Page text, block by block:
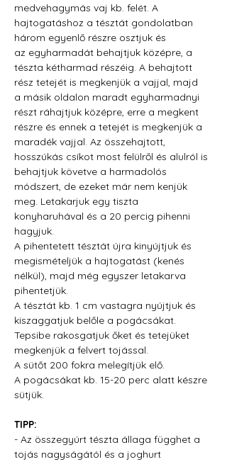
medvehagymás vaj kb. felét. A
hajtogatáshoz a tésztát gondolatban
három egyenlő részre osztjuk és
az egyharmadát behajtjuk középre, a
tészta kétharmad részéig. A behajtott
rész tetejét is megkenjük a vajjal, majd
a másik oldalon maradt egyharmadnyi
részt ráhajtjuk középre, erre a megkent
részre és ennek a tetejét is megkenjük a
maradék vajjal. Az összehajtott,
hosszúkás csíkot most felülről és alulról is
behajtjuk követve a harmadolós
módszert, de ezeket már nem kenjük
meg. Letakarjuk egy tiszta
konyharuhával és a 20 percig pihenni
hagyjuk.
A pihentetett tésztát újra kinyújtjuk és
megismételjük a hajtogatást (kenés
nélkül), majd még egyszer letakarva
pihentetjük.
A tésztát kb. 1 cm vastagra nyújtjuk és
kiszaggatjuk belőle a pogácsákat.
Tepsibe rakosgatjuk őket és tetejüket
megkenjük a felvert tojással.
A sütőt 200 fokra melegítjük elő.
A pogácsákat kb. 15-20 perc alatt készre
sütjük.
TIPP:
- Az összegyúrt tészta állaga függhet a
tojás nagyságától és a joghurt